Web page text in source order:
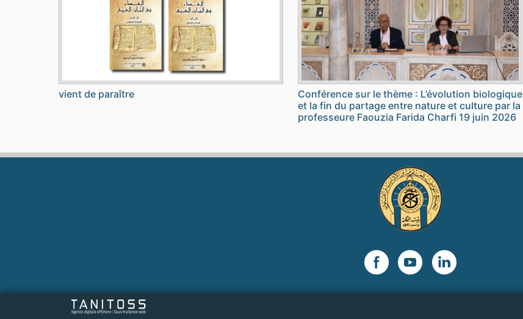
vient de paraître
Conférence sur le thème : L’évolution biologique
et la fin du partage entre nature et culture par la
professeure Faouzia Farida Charfi 19 juin 2026